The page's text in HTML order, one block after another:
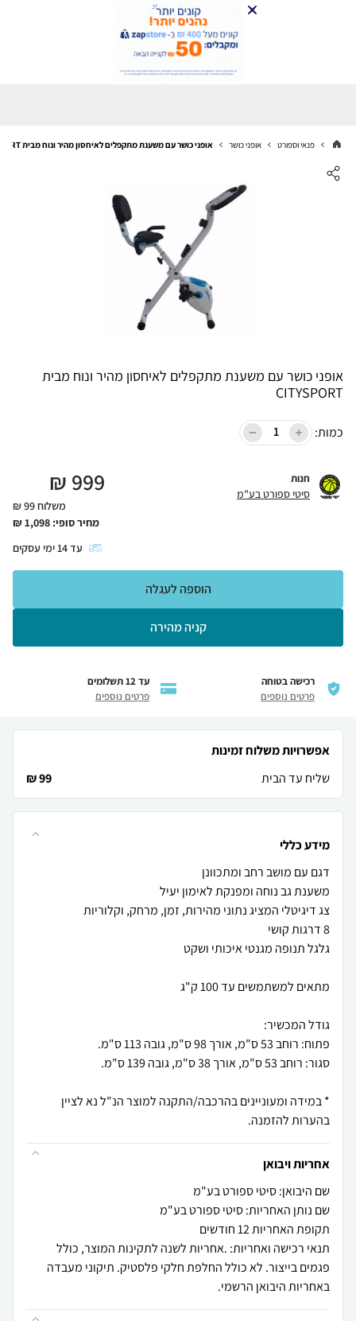
פנאי וספורט אופני כושר אופני כושר עם משענת מתקפלים לאיחסון מהיר ונוח מבית CITYSPORT
אופני כושר עם משענת מתקפלים לאיחסון מהיר ונוח מבית
CITYSPORT
כמות:
חנות
סיטי ספורט בע"מ 999
₪
משלוח 99 ₪
מחיר סופי: 1,098
₪
עד14 ימי עסקים
קניה מהירה
הוספה לעגלה
רכישה בטוחה
פרטים נוספים
עד 12 תשלומים
פרטים נוספים
אפשרויות משלוח זמינות
שליח עד הבית
99 ₪
מידע כללי
* במידה ומעוניינים בהרכבה/התקנה למוצר הנ"ל נא לציין
בהערות להזמנה.
אחריות ויבואן
שם היבואן: סיטי ספורט בע"מ
שם נותן האחריות: סיטי ספורט בע"מ
תקופת האחריות 12 חודשים
תנאי רכישה ואחריות: .אחריות לשנה לתקינות המוצר, כולל
פגמים בייצור. לא כולל החלפת חלקי פלסטיק. תיקוני מעבדה
באחריות היבואן הרשמי.